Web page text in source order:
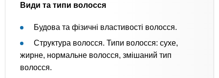
Види та типи волосся
Будова та фізичні властивості волосся.
Структура волосся. Типи волосся: сухе,
жирне, нормальне волосся, змішаний тип
волосся.